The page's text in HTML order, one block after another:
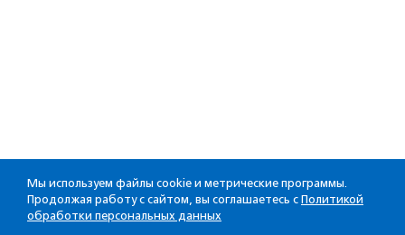
Мы используем файлы cookie и метрические программы.
Продолжая работу с сайтом, вы соглашаетесь с Политикой
обработки персональных данных